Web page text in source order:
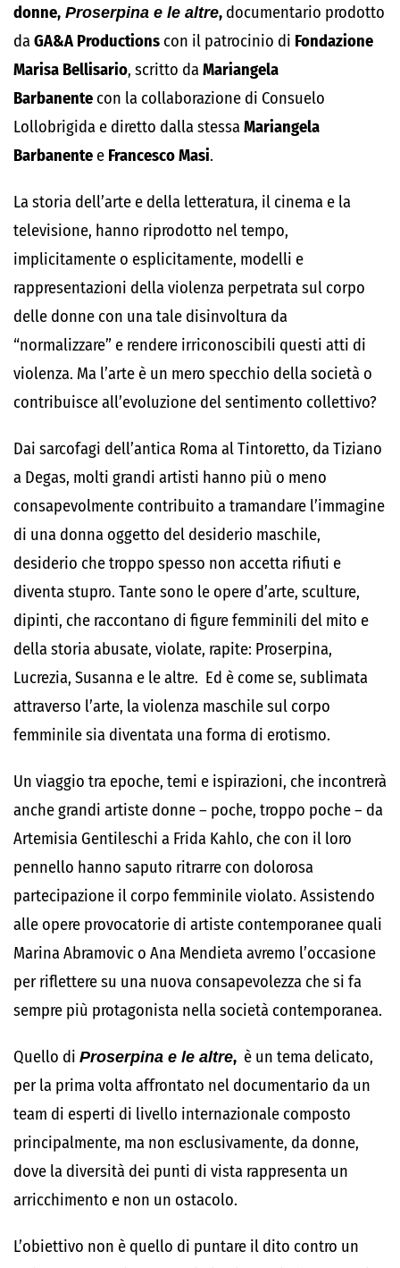
donne, Proserpina e le altre, documentario prodotto
da GA&A Productions con il patrocinio di Fondazione
Marisa Bellisario, scritto da Mariangela
Barbanente con la collaborazione di Consuelo
Lollobrigida e diretto dalla stessa Mariangela
Barbanente e Francesco Masi.
La storia dell’arte e della letteratura, il cinema e la
televisione, hanno riprodotto nel tempo,
implicitamente o esplicitamente, modelli e
rappresentazioni della violenza perpetrata sul corpo
delle donne con una tale disinvoltura da
“normalizzare” e rendere irriconoscibili questi atti di
violenza. Ma l’arte è un mero specchio della società o
contribuisce all’evoluzione del sentimento collettivo?
Dai sarcofagi dell’antica Roma al Tintoretto, da Tiziano
a Degas, molti grandi artisti hanno più o meno
consapevolmente contribuito a tramandare l’immagine
di una donna oggetto del desiderio maschile,
desiderio che troppo spesso non accetta rifiuti e
diventa stupro. Tante sono le opere d’arte, sculture,
dipinti, che raccontano di figure femminili del mito e
della storia abusate, violate, rapite: Proserpina,
Lucrezia, Susanna e le altre. Ed è come se, sublimata
attraverso l’arte, la violenza maschile sul corpo
femminile sia diventata una forma di erotismo.
Un viaggio tra epoche, temi e ispirazioni, che incontrerà
anche grandi artiste donne – poche, troppo poche – da
Artemisia Gentileschi a Frida Kahlo, che con il loro
pennello hanno saputo ritrarre con dolorosa
partecipazione il corpo femminile violato. Assistendo
alle opere provocatorie di artiste contemporanee quali
Marina Abramovic o Ana Mendieta avremo l’occasione
per riflettere su una nuova consapevolezza che si fa
sempre più protagonista nella società contemporanea.
Quello di Proserpina e le altre, è un tema delicato,
per la prima volta affrontato nel documentario da un
team di esperti di livello internazionale composto
principalmente, ma non esclusivamente, da donne,
dove la diversità dei punti di vista rappresenta un
arricchimento e non un ostacolo.
L’obiettivo non è quello di puntare il dito contro un